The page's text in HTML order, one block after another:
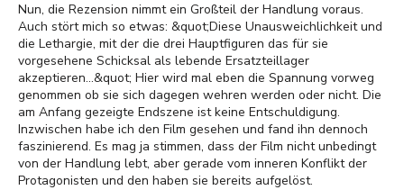
Nun, die Rezension nimmt ein Großteil der Handlung voraus.
Auch stört mich so etwas: &quot;Diese Unausweichlichkeit und
die Lethargie, mit der die drei Hauptfiguren das für sie
vorgesehene Schicksal als lebende Ersatzteillager
akzeptieren...&quot; Hier wird mal eben die Spannung vorweg
genommen ob sie sich dagegen wehren werden oder nicht. Die
am Anfang gezeigte Endszene ist keine Entschuldigung.
Inzwischen habe ich den Film gesehen und fand ihn dennoch
faszinierend. Es mag ja stimmen, dass der Film nicht unbedingt
von der Handlung lebt, aber gerade vom inneren Konflikt der
Protagonisten und den haben sie bereits aufgelöst.